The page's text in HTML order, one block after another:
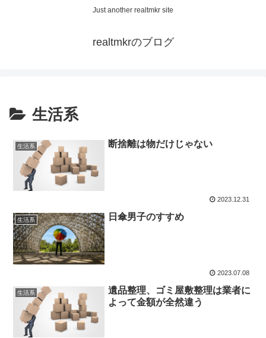
Just another realtmkr site
realtmkrのブログ
生活系
生活系 断捨離は物だけじゃない
2023.12.31
生活系 日傘男子のすすめ
2023.07.08
生活系
遺品整理、ゴミ屋敷整理は業者に
よって金額が全然違う